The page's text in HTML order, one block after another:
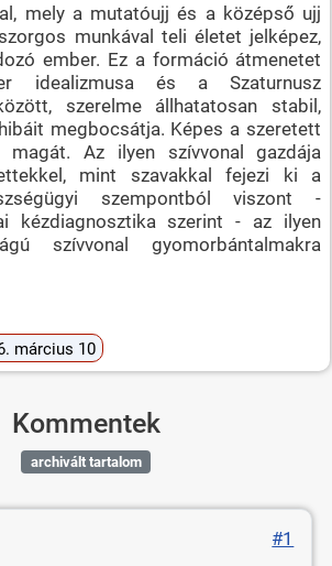
mely a mutatóujj és a középső ujj
munkával teli életet jelképez,
ember. Ez a formáció átmenetet
idealizmusa és a Szaturnusz
szerelme állhatatosan stabil,
megbocsátja. Képes a szeretett
magát. Az ilyen szívvonal gazdája
mint szavakkal fejezi ki a
szempontból viszont -
kézdiagnosztika szerint - az ilyen
szívvonal gyomorbántalmakra
március 10
Kommentek
archivált tartalom
#1